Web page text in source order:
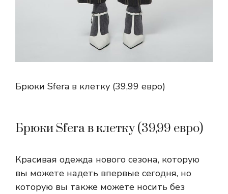
Брюки Sfera в клетку (39,99 евро)
Брюки Sfera в клетку (39,99 евро)
Красивая одежда нового сезона, которую
вы можете надеть впервые сегодня, но
которую вы также можете носить без